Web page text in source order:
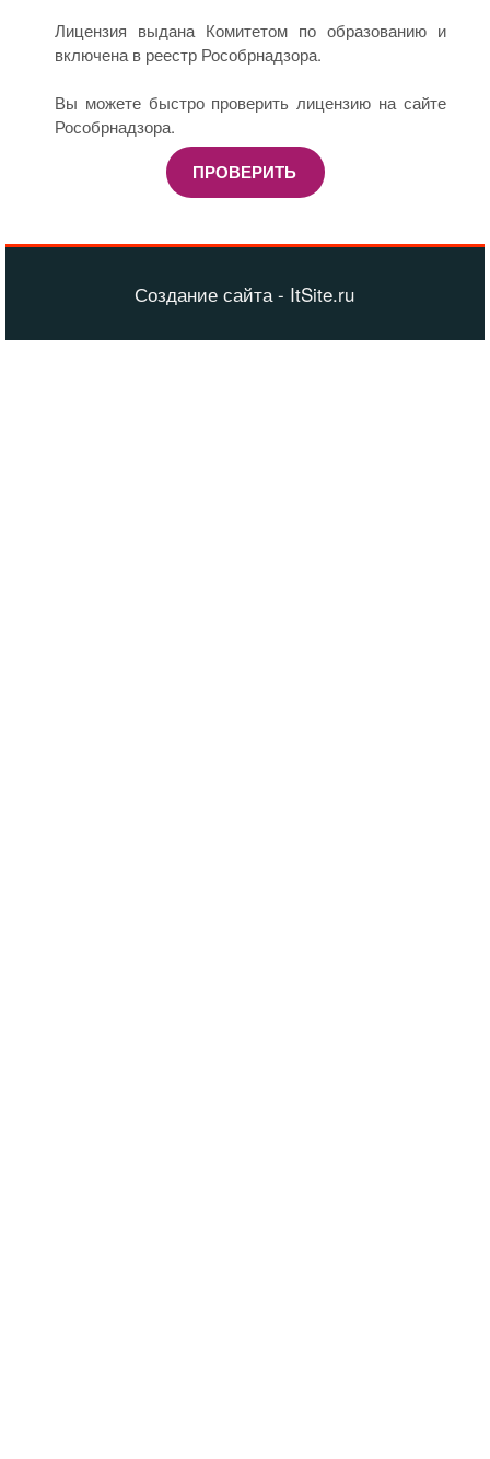
Лицензия выдана Комитетом по образованию и
включена в реестр Рособрнадзора.
Вы можете быстро проверить лицензию на сайте
Рособрнадзора.
ПРОВЕРИТЬ
Создание сайта - ItSite.ru